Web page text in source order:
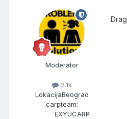
Moderator
2.1k
LokacijaBeograd
carpteam:
EXYUCARP